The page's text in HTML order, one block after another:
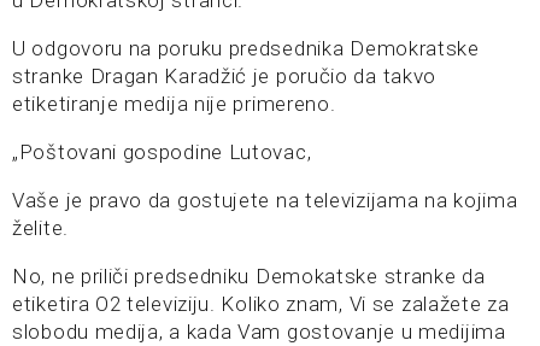
U odgovoru na poruku predsednika Demokratske
stranke Dragan Karadžić je poručio da takvo
etiketiranje medija nije primereno.
„Poštovani gospodine Lutovac,
Vaše je pravo da gostujete na televizijama na kojima
želite.
No, ne priliči predsedniku Demokatske stranke da
etiketira O2 televiziju. Koliko znam, Vi se zalažete za
slobodu medija, a kada Vam gostovanje u medijima